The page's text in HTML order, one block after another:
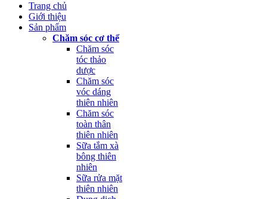
Trang chủ
Giới thiệu
Sản phẩm
Chăm sóc cơ thể
Chăm sóc
tóc thảo
dược
Chăm sóc
vóc dáng
thiên nhiên
Chăm sóc
toàn thân
thiên nhiên
Sữa tắm xà
bông thiên
nhiên
Sữa rửa mặt
thiên nhiên